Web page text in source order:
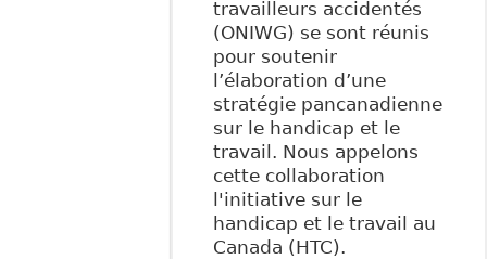
travailleurs accidentés
(ONIWG) se sont réunis
pour soutenir
l’élaboration d’une
stratégie pancanadienne
sur le handicap et le
travail. Nous appelons
cette collaboration
l'initiative sur le
handicap et le travail au
Canada (HTC).